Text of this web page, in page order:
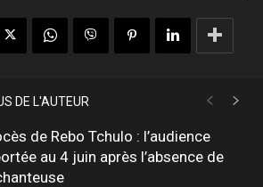
DE L'AUTEUR
de Rebo Tchulo : l’audience
au 4 juin après l’absence de